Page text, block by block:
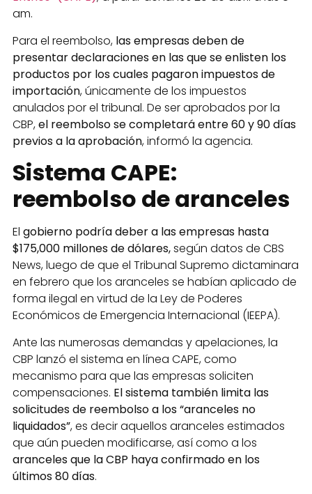
am.
Para el reembolso, las empresas deben de
presentar declaraciones en las que se enlisten los
productos por los cuales pagaron impuestos de
importación, únicamente de los impuestos
anulados por el tribunal. De ser aprobados por la
CBP,el reembolso se completará entre 60 y 90 días
previos a la aprobación, informó la agencia.
Sistema CAPE:
reembolso de aranceles
El gobierno podría deber a las empresas hasta
$175,000 millones de dólares,según datos de CBS
News, luego de que el Tribunal Supremo dictaminara
en febrero que los aranceles se habían aplicado de
forma ilegal en virtud de la Ley de Poderes
Económicos de Emergencia Internacional (IEEPA).
Ante las numerosas demandas y apelaciones, la
CBP lanzó el sistema en línea CAPE, como
mecanismo para que las empresas soliciten
compensaciones. El sistema también limita las
solicitudes de reembolso a los “aranceles no
liquidados”, es decir aquellos aranceles estimados
que aún pueden modificarse, así como a los
aranceles que la CBP haya confirmado en los
últimos 80 días.